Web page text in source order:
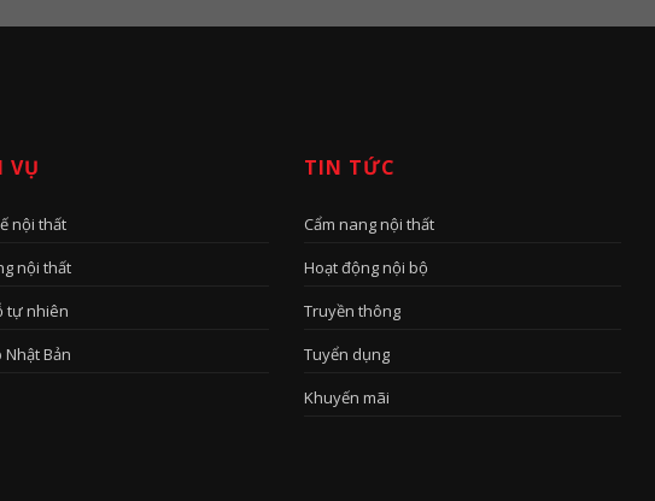
VỤ
nội thất
nội thất
tự nhiên
Nhật Bản
TIN TỨC
Cẩm nang nội thất
Hoạt động nội bộ
Truyền thông
Tuyển dụng
Khuyến mãi